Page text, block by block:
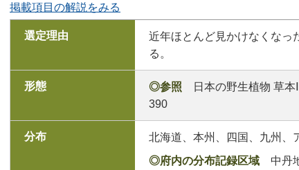
掲載項目の解説をみる
選定理由
近年ほとんど見かけなくなっ
る。
形態 ◎参照 日本の野生植物 草本
390
分布
北海道、本州、四国、九州、
◎府内の分布記録区域 中丹